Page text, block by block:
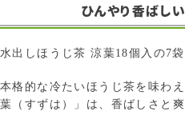
ひんやり香ばし
水出しほうじ茶 涼葉18個入の7袋
本格的な冷たいほうじ茶を味わ
葉（すずは）」は、香ばしさと